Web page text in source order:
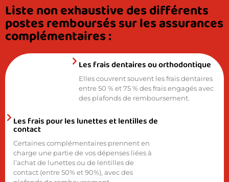
Liste non exhaustive des différents
postes remboursés sur les assurances
complémentaires :
Les frais dentaires ou orthodontique
Elles couvrent souvent les frais dentaires
entre 50 % et 75 % des frais engagés avec
des plafonds de remboursement.
Les frais pour les lunettes et lentilles de
contact
Certaines complémentaires prennent en
charge une partie de vos dépenses liées à
l’achat de lunettes ou de lentilles de
contact (entre 50% et 90%), avec des